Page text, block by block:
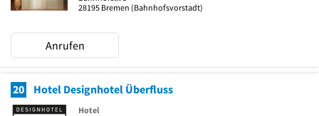
28195 Bremen (Bahnhofsvorstadt)
Anrufen
20 Hotel Designhotel Überfluss
Hotel